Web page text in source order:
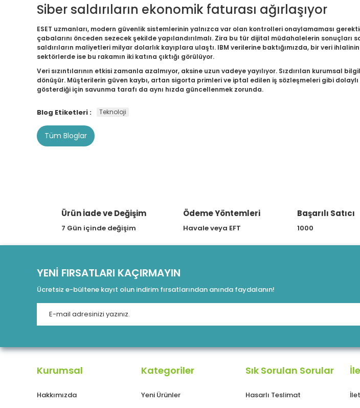
Siber saldırıların ekonomik faturası ağırlaşıyor
ESET uzmanları, modern güvenlik sistemlerinin yalnızca var olan kontrolleri onaylamaması
çabalarını önceden sezecek şekilde yapılandırılmalı. Zira bu tür dijital müdahalelerin sonuçları
saldırıların maliyetleri milyar dolarlık kayıplara ulaştı. IBM verilerine baktığımızda, bir veri
sektörlerde ise bu rakamın iki katına çıktığı görülüyor.
Veri sızıntılarının etkisi zamanla azalmıyor, aksine uzun vadeye yayılıyor. Sızdırılan kurumsal
dönüşür. Müşterilerin güven kaybı, artan sigorta primleri ve iptal edilen iş sözleşmeleri gibi
gösterdiği için savunma tarafı da aynı hızda güncellenmek zorunda.
Blog Etiketleri : Teknoloji
Tüm Bloglar
Ürün İade ve Değişim
7 Gün içinde değişim
Ödeme Yöntemleri
Havale veya EFT
Başarılı Satıcı
1000
YENİ FIRSATLARI KAÇIRMAYIN
Ücretsiz e-bültene kayıt olun indirim fırsatlarından anında faydalanın!
Kurumsal
Hakkımızda
Kategoriler
Yeni Ürünler
Sık Sorulan Sorular
Hasarlı Teslimat